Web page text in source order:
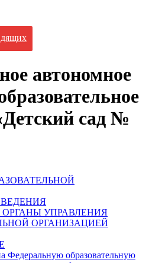
автономное
сад №
ОРГАНЫ УПРАВЛЕНИЯ
ОРГАНИЗАЦИЕЙ
Федеральную образовательную